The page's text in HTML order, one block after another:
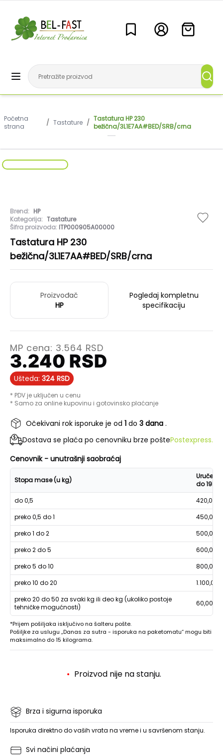
Početna
strana
/ Tastature / Tastatura HP 230
bežična/3L1E7AA#BED/SRB/crna
Brend: HP
Kategorija: Tastature
Šifra proizvoda: ITP000905A00000
Tastatura HP 230
bežična/3L1E7AA#BED/SRB/crna
Proizvođač
HP
Pogledaj kompletnu
specifikaciju
MP cena: 3.564 RSD
3.240 RSD
Ušteda: 324 RSD
* PDV je uključen u cenu
* Samo za online kupovinu i gotovinsko plaćanje
Očekivani rok isporuke je od 1 do 3 dana .
Dostava se plaća po cenovniku brze poštePostexpress.
Cenovnik - unutrašnji saobraćaj
Stopa mase (u kg)
Uručenje
do 19h
do 0,5
420,00
preko 0,5 do 1
450,00
preko 1 do 2
500,00
preko 2 do 5
600,00
preko 5 do 10
800,00
preko 10 do 20
1.100,00
preko 20 do 50 za svaki kg ili deo kg (ukoliko postoje
tehničke mogućnosti)
60,00
*Prijem pošiljaka isključivo na šalteru pošte.
Pošiljke za uslugu „Danas za sutra - isporuka na paketomatu“ mogu biti
maksimalno do 15 kilograma.
Proizvod nije na stanju.
Brza i sigurna isporuka
Isporuka direktno do vaših vrata na vreme i u savršenom stanju.
Svi načini plaćanja